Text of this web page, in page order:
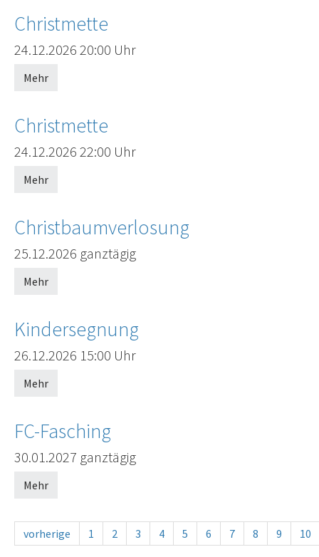
Christmette
24.12.2026 20:00 UhrOffenes Ende
Mehr
Christmette
24.12.2026 22:00 UhrOffenes Ende
Mehr
Christbaumverlosung
25.12.2026 ganztägig
Mehr
Kindersegnung
26.12.2026 15:00 UhrOffenes Ende
Mehr
FC-Fasching
30.01.2027 ganztägig
Mehr
vorherige 1 2 3 4 5 6 7 8 9 10